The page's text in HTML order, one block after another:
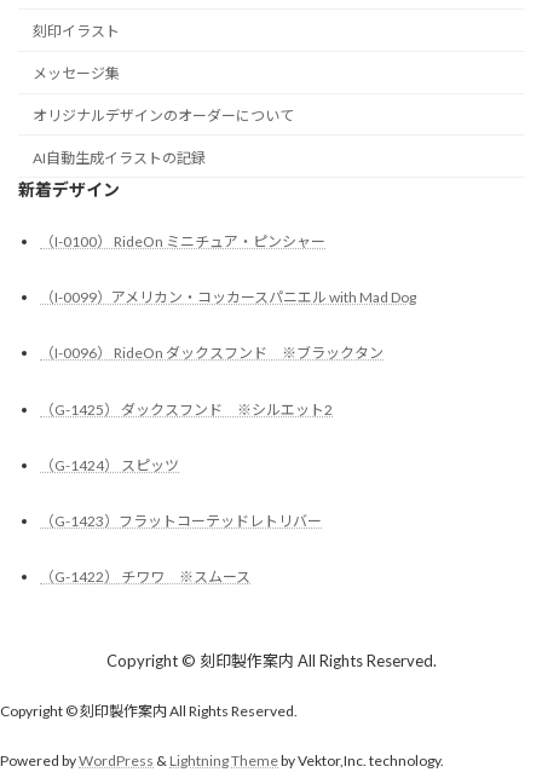
刻印イラスト
メッセージ集
オリジナルデザインのオーダーについて
AI自動生成イラストの記録
新着デザイン
（I-0100） RideOn ミニチュア・ピンシャー
（I-0099）アメリカン・コッカースパニエル with Mad Dog
（I-0096） RideOn ダックスフンド ※ブラックタン
（G-1425） ダックスフンド ※シルエット2
（G-1424） スピッツ
（G-1423）フラットコーテッドレトリバー
（G-1422） チワワ ※スムース
Copyright © 刻印製作案内 All Rights Reserved.
Copyright © 刻印製作案内 All Rights Reserved.
Powered byWordPress & Lightning Themeby Vektor,Inc. technology.